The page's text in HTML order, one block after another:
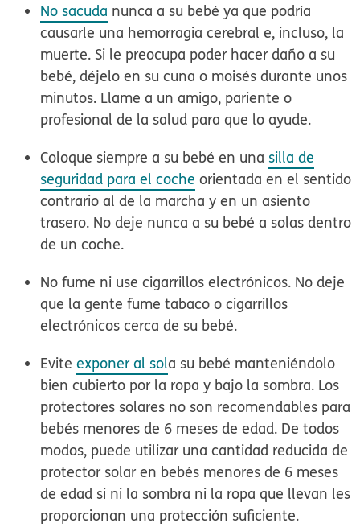
No sacuda nunca a su bebé ya que podría
causarle una hemorragia cerebral e, incluso, la
muerte. Si le preocupa poder hacer daño a su
bebé, déjelo en su cuna o moisés durante unos
minutos. Llame a un amigo, pariente o
profesional de la salud para que lo ayude.
Coloque siempre a su bebé en una silla de
seguridad para el coche orientada en el sentido
contrario al de la marcha y en un asiento
trasero. No deje nuncaa su bebé a solas dentro
de un coche.
No fume ni use cigarrillos electrónicos. No deje
que la gente fume tabaco o cigarrillos
electrónicos cerca de su bebé.
Eviteexponer al sola su bebé manteniéndolo
bien cubierto por la ropa y bajo la sombra. Los
protectores solares no son recomendables para
bebés menores de 6 meses de edad. De todos
modos, puede utilizar una cantidad reducida de
protector solar en bebés menores de 6 meses
de edad si ni la sombra ni la ropa que llevan les
proporcionan una protección suficiente.